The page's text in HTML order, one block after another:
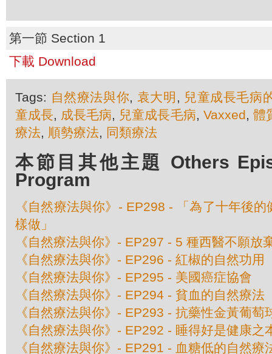
第一節 Section 1
下載 Download
Tags: 自然療法與你, 袁大明 , 兒童成長毛病
童成長, 成長毛病, 兒童成長毛病, Vaxxed, 體
療法, 順勢療法, 同類療法
本節目其他主題 Others
Program
《自然療法與你》- EP298 - 「為了十年後
樣做」
《自然療法與你》- EP297 - 5 種西醫不願放
《自然療法與你》- EP296 - 紅椒的自然功用
《自然療法與你》- EP295 - 美國癌症協會
《自然療法與你》- EP294 - 貧血的自然療法
《自然療法與你》- EP293 - 抗藥性金黃葡萄
《自然療法與你》- EP292 - 睡得好是健康之
《自然療法與你》- EP291 - 血糖低的自然療